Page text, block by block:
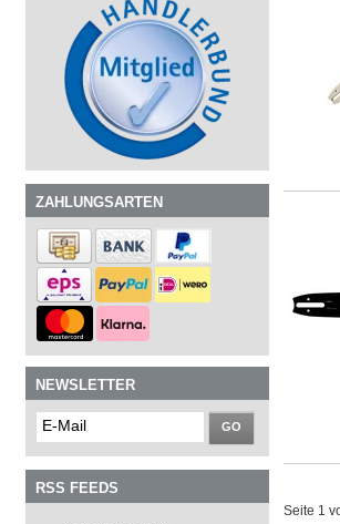
ZAHLUNGSARTEN
NEWSLETTER
GO
RSS FEEDS
Seite 1